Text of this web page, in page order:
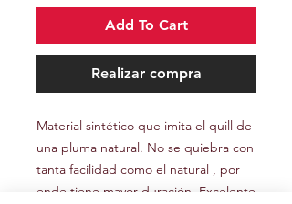
Add To Cart
Realizar compra
Material sintético que imita el quill de
una pluma natural. No se quiebra con
tanta facilidad como el natural , por
ende tiene mayor duración. Excelente